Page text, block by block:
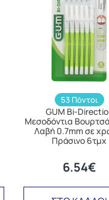
53 Πόντοι
GUM Bi-
Μεσοδόντια
Λαβή 0.7mm σε
Πράσινο 6τμχ
6.54€